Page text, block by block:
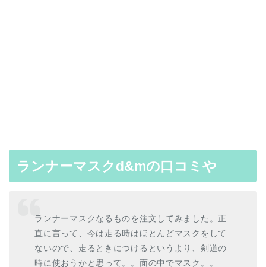
ランナーマスクd&mの口コミや
ランナーマスクなるものを注文してみました。正
直に言って、今は走る時はほとんどマスクをして
ないので、走るときにつけるというより、剣道の
時に使おうかと思って。。面の中でマスク。。